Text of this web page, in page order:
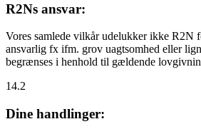
R2Ns ansvar:
Vores samlede vilkår udelukker ikke R2N
ansvarlig fx ifm. grov uagtsomhed eller
begrænses i henhold til gældende
14.2
Dine handlinger: